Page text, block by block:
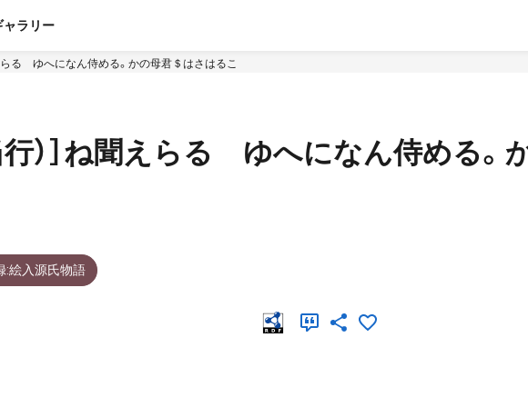
ャラリー
らるゝゆへになん侍める。かの母君＄はさはるこ
行）］ね聞えらるゝゆへになん侍める。
:絵入源氏物語